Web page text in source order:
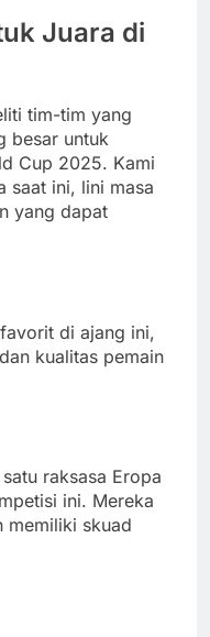
Juara di
tim-tim yang
besar untuk
Cup 2025. Kami
saat ini, lini masa
yang dapat
di ajang ini,
kualitas pemain
raksasa Eropa
ini. Mereka
memiliki skuad